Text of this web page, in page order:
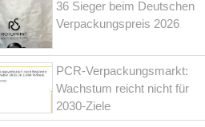
36 Sieger beim Deutschen
Verpackungspreis 2026
PCR-Verpackungsmarkt:
Wachstum reicht nicht für
2030-Ziele